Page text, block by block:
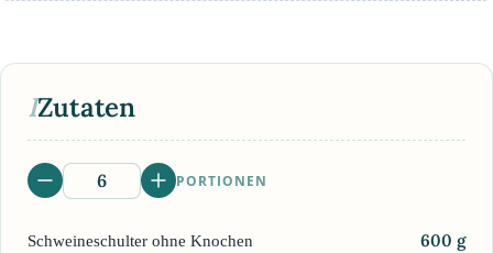
IZutaten
PORTIONEN
Schweineschulter ohne Knochen 600 g